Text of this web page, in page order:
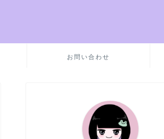
お問い合わせ